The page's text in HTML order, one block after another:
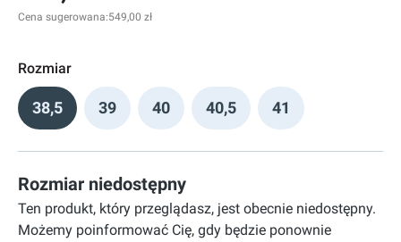
Cena sugerowana:549,00 zł
Rozmiar
38,5 39 40 40,5 41
Rozmiar niedostępny
Ten produkt, który przeglądasz, jest obecnie niedostępny.
Możemy poinformować Cię, gdy będzie ponownie